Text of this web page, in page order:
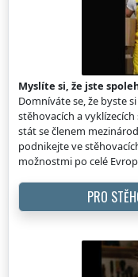
Myslíte si, že jste
Domníváte se, že byste
stěhovacích a
stát se členem
podnikejte ve
možnostmi po celé
PRO